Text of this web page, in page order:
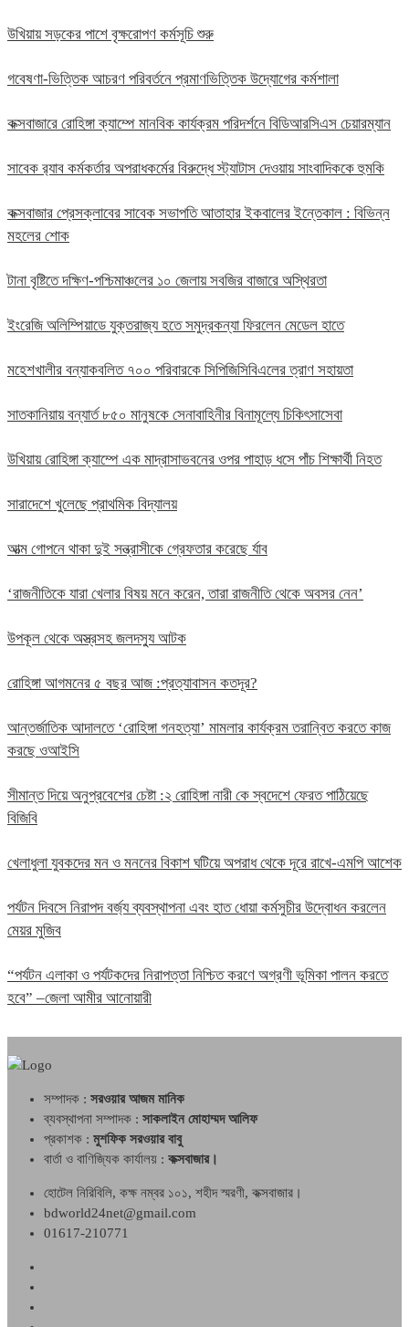
উখিয়ায় সড়কের পাশে বৃক্ষরোপণ কর্মসূচি শুরু
গবেষণা-ভিত্তিক আচরণ পরিবর্তনে প্রমাণভিত্তিক উদ্যোগের কর্মশালা
কক্সবাজারে রোহিঙ্গা ক্যাম্পে মানবিক কার্যক্রম পরিদর্শনে বিডিআরসিএস চেয়ারম্যান
সাবেক র‍্যাব কর্মকর্তার অপরাধকর্মের বিরুদ্ধে স্ট্যাটাস দেওয়ায় সাংবাদিককে হুমকি
কক্সবাজার প্রেসক্লাবের সাবেক সভাপতি আতাহার ইকবালের ইন্তেকাল : বিভিন্ন
মহলের শোক
টানা বৃষ্টিতে দক্ষিণ-পশ্চিমাঞ্চলের ১০ জেলায় সবজির বাজারে অস্থিরতা
ইংরেজি অলিম্পিয়াডে যুক্তরাজ্য হতে সমুদ্রকন্যা ফিরলেন মেডেল হাতে
মহেশখালীর বন্যাকবলিত ৭০০ পরিবারকে সিপিজিসিবিএলের ত্রাণ সহায়তা
সাতকানিয়ায় বন্যার্ত ৮৫০ মানুষকে সেনাবাহিনীর বিনামূল্যে চিকিৎসাসেবা
উখিয়ায় রোহিঙ্গা ক্যাম্পে এক মাদ্রাসাভবনের ওপর পাহাড় ধসে পাঁচ শিক্ষার্থী নিহত
সারাদেশে খুলেছে প্রাথমিক বিদ্যালয়
আত্ম গোপনে থাকা দুই সন্ত্রাসীকে গ্রেফতার করেছে র্যাব
‘রাজনীতিকে যারা খেলার বিষয় মনে করেন, তারা রাজনীতি থেকে অবসর নেন’
উপকূল থেকে অস্ত্রসহ জলদস্যু আটক
রোহিঙ্গা আগমনের ৫ বছর আজ :প্রত্যাবাসন কতদূর?
আন্তর্জাতিক আদালতে ‘রোহিঙ্গা গনহত্যা’ মামলার কার্যক্রম তরান্বিত করতে কাজ
করছে ওআইসি
সীমান্ত দিয়ে অনুপ্রবেশের চেষ্টা :২ রোহিঙ্গা নারী কে স্বদেশে ফেরত পাঠিয়েছে
বিজিবি
খেলাধুলা যুবকদের মন ও মননের বিকাশ ঘটিয়ে অপরাধ থেকে দূরে রাখে-এমপি আশেক
পর্যটন দিবসে নিরাপদ বর্জ্য ব্যবস্থাপনা এবং হাত ধোয়া কর্মসুচীর উদ্বোধন করলেন
মেয়র মুজিব
“পর্যটন এলাকা ও পর্যটকদের নিরাপত্তা নিশ্চিত করণে অগ্রণী ভূমিকা পালন করতে
হবে” –জেলা আমীর আনোয়ারী
সম্পাদক : সরওয়ার আজম মানিক
ব্যবস্থাপনা সম্পাদক : সাকলাইন মোহাম্মদ আলিফ
প্রকাশক : মুশফিক সরওয়ার বাবু
বার্তা ও বাণিজ্যিক কার্যালয় : কক্সবাজার।
হোটেল নিরিবিলি, কক্ষ নম্বর ১০১, শহীদ স্মরণী, কক্সবাজার।
bdworld24net@gmail.com
01617-210771